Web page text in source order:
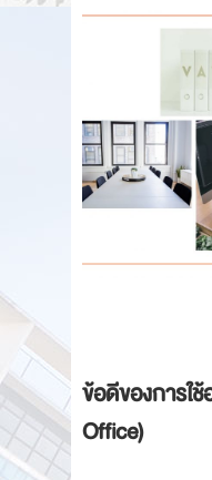
ข้อดีของการใ
Office)